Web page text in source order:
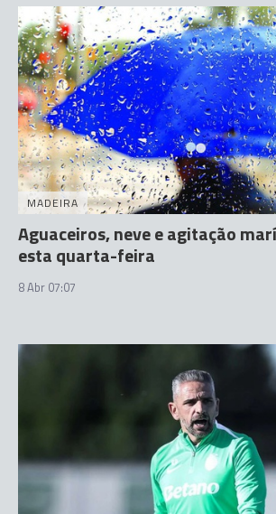
MADEIRA
Aguaceiros, neve e agitação
esta quarta-feira
8 Abr 07:07